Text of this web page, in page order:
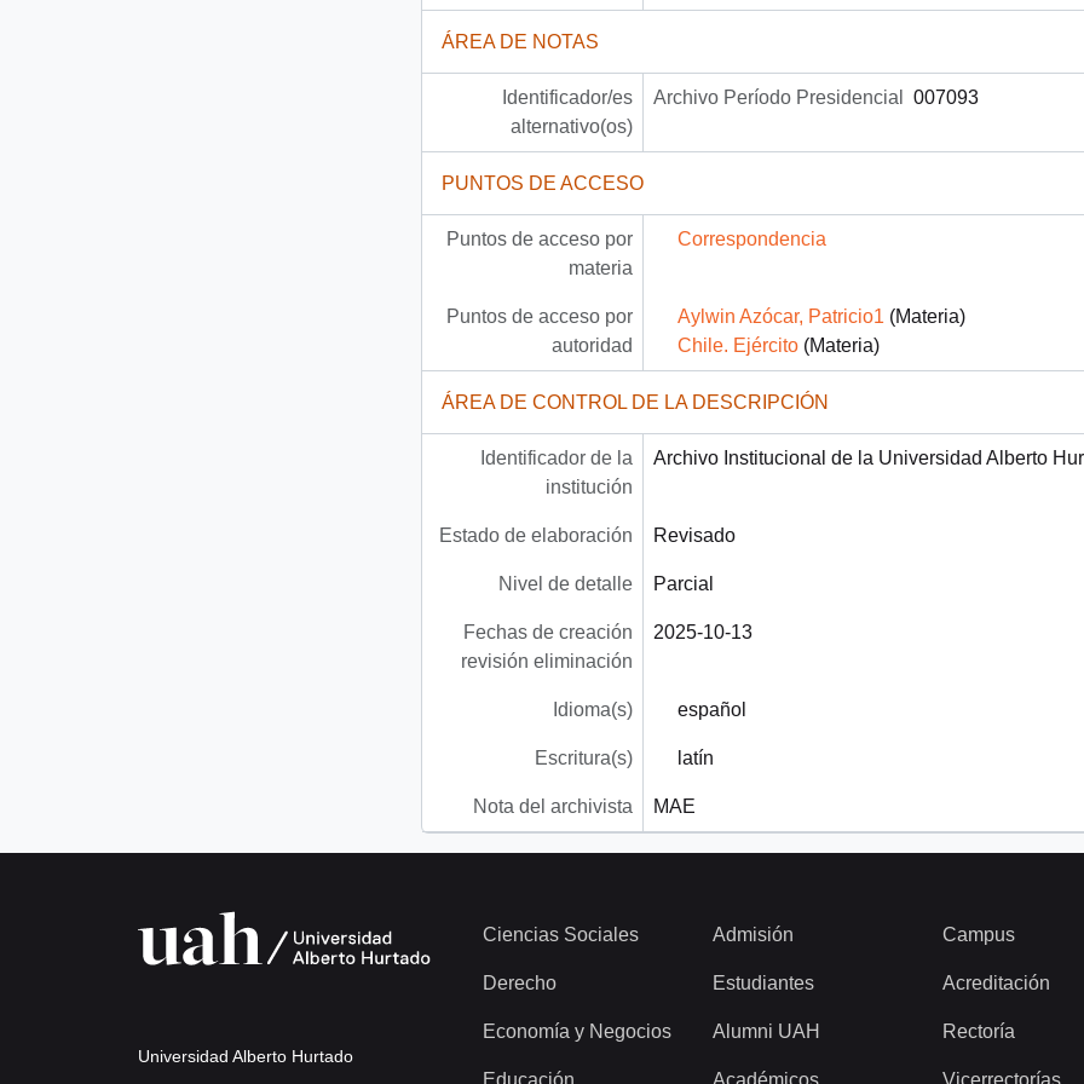
ÁREA DE NOTAS
Identificador/es
alternativo(os)
Archivo Período Presidencial 007093
PUNTOS DE ACCESO
Puntos de acceso por
materia
Correspondencia
Puntos de acceso por
autoridad
Aylwin Azócar, Patricio1 (Materia)
Chile. Ejército(Materia)
ÁREA DE CONTROL DE LA DESCRIPCIÓN
Identificador de la
institución
Archivo Institucional de la Universidad Alberto
Estado de elaboración Revisado
Nivel de detalle Parcial
Fechas de creación
revisión eliminación
2025-10-13
Idioma(s) español
Escritura(s) latín
Nota del archivista MAE
Universidad Alberto Hurtado
Ciencias Sociales
Derecho
Economía y Negocios
Educación
Admisión
Estudiantes
Alumni UAH
Académicos
Campus
Acreditación
Rectoría
Vicerrectorías